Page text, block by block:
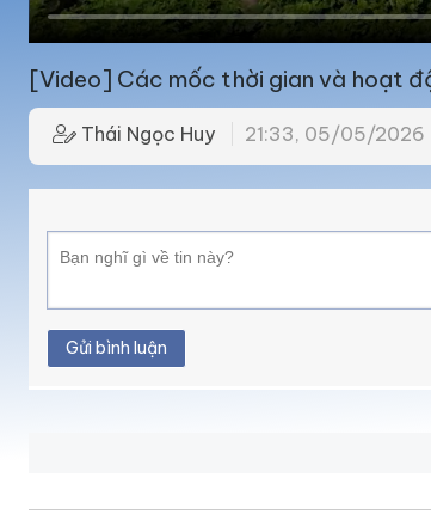
[Video] Các mốc thời gian và hoạt
Thái Ngọc Huy 21:33, 05/05/2026
Gửi bình luận